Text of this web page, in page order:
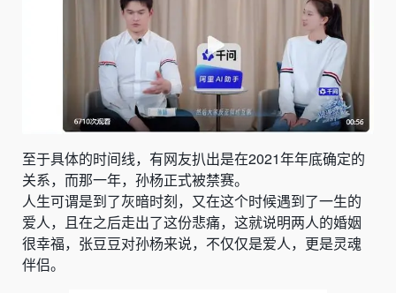
至于具体的时间线，有网友扒出是在2021年年底确定的
关系，而那一年，孙杨正式被禁赛。
人生可谓是到了灰暗时刻，又在这个时候遇到了一生的
爱人，且在之后走出了这份悲痛，这就说明两人的婚姻
很幸福，张豆豆对孙杨来说，不仅仅是爱人，更是灵魂
伴侣。